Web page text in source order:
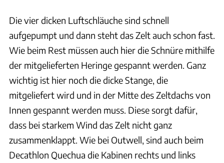
Die vier dicken Luftschläuche sind schnell
aufgepumpt und dann steht das Zelt auch schon fast.
Wie beim Rest müssen auch hier die Schnüre mithilfe
der mitgelieferten Heringe gespannt werden. Ganz
wichtig ist hier noch die dicke Stange, die
mitgeliefert wird und in der Mitte des Zeltdachs von
Innen gespannt werden muss. Diese sorgt dafür,
dass bei starkem Wind das Zelt nicht ganz
zusammenklappt. Wie bei Outwell, sind auch beim
Decathlon Quechua die Kabinen rechts und links